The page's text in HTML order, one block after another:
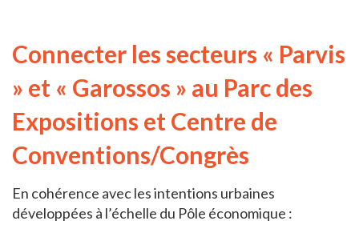
Connecter les secteurs « Parvis
» et « Garossos » au Parc des
Expositions et Centre de
Conventions/Congrès
En cohérence avec les intentions urbaines
développées à l’échelle du Pôle économique :